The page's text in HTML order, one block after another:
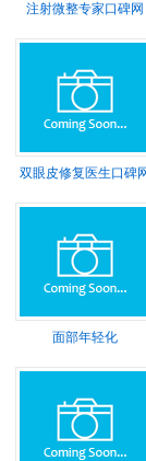
注射微整专家口碑网
双眼皮修复医生口碑
面部年轻化